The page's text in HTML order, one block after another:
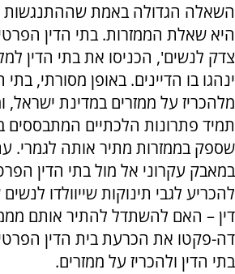
השאלה הגדולה באמת שההתנגשות
היא שאלת הממזרות. בתי הדין
צדק לנשים', הכניסו את בתי הדין
ינהגו בו הדיינים. באופן מסורתי, בתי
מלהכריז על ממזרים במדינת
תמיד פתרונות הלכתיים המתבססים
שספק בממזרות מתיר אותה לגמרי.
במאבק עקרוני אל מול בתי הדין
להכריע לגבי תינוקות שייוולדו
דין – האם להשתדל להתיר אותם
דה-פקטו את הכרעת בית הדין
בתי הדין ולהכריז על ממזרים.